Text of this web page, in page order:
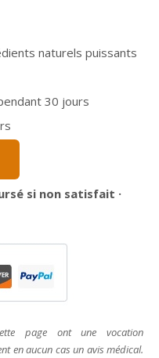
naturels puissants
30 jours
si non satisfait ·
page ont une vocation
en aucun cas un avis médical.